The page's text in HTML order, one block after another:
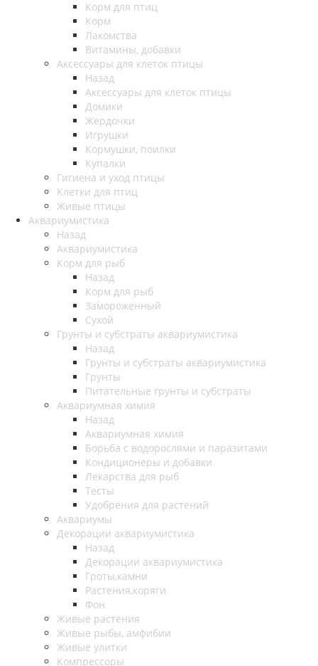
Корм для птиц
Корм
Лакомства
Витамины, добавки
Аксессуары для клеток птицы
Назад
Аксессуары для клеток птицы
Домики
Жердочки
Игрушки
Кормушки, поилки
Купалки
Гигиена и уход птицы
Клетки для птиц
Живые птицы
Аквариумистика
Назад
Аквариумистика
Корм для рыб
Назад
Корм для рыб
Замороженный
Сухой
Грунты и субстраты аквариумистика
Назад
Грунты и субстраты аквариумистика
Грунты
Питательные грунты и субстраты
Аквариумная химия
Назад
Аквариумная химия
Борьба с водорослями и паразитами
Кондиционеры и добавки
Лекарства для рыб
Тесты
Удобрения для растений
Аквариумы
Декорации аквариумистика
Назад
Декорации аквариумистика
Гроты,камни
Растения,коряги
Фон
Живые растения
Живые рыбы, амфибии
Живые улитки
Компрессоры